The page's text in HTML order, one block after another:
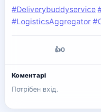
#Deliverybuddyservice
#LogisticsAggregator
👍0
Коментарі
Потрібен вхід.